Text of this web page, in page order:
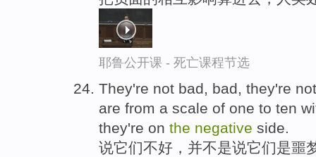
耶鲁公开课 - 死亡课程节选
They're not bad, bad, they're
are from a scale of one to ten
they're on the negative side.
说它们不好，并不是说它们是噩